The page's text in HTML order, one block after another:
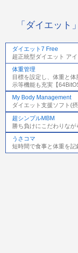
「ダイエッ
ダイエット7 Free
超正統型ダイエット ア
体重管理
目標を設定し、体重と
示等機能も充実【
My Body Management
ダイエット支援ソフト(
超シンプルMBM
勝ち負けにこだわりな
うさコマ
短時間で食事と体重を